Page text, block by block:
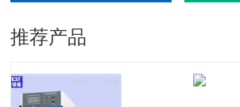
推荐产品